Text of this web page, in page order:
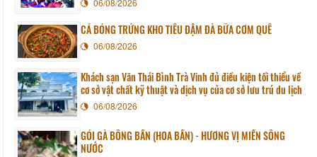
CÁ BÓNG TRỨNG KHO TIÊU ĐẬM ĐÀ BỮA CƠM QUÊ
06/08/2026
Khách sạn Văn Thái Bình Trà Vinh đủ điều kiện tối thiểu về
cơ sở vật chất kỹ thuật và dịch vụ của cơ sở lưu trú du lịch
06/08/2026
GỎI GÀ BÔNG BẦN (HOA BẦN) - HƯƠNG VỊ MIỀN SÔNG
NƯỚC